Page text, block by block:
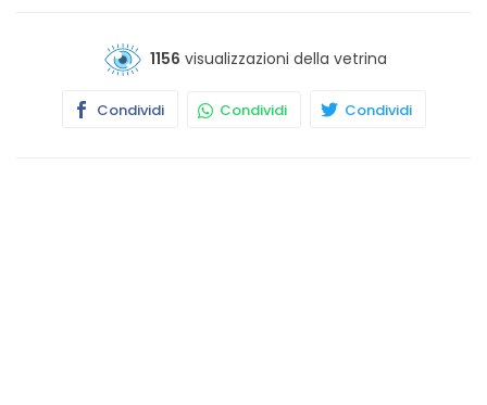
1156 visualizzazioni della vetrina
Condividi Condividi Condividi